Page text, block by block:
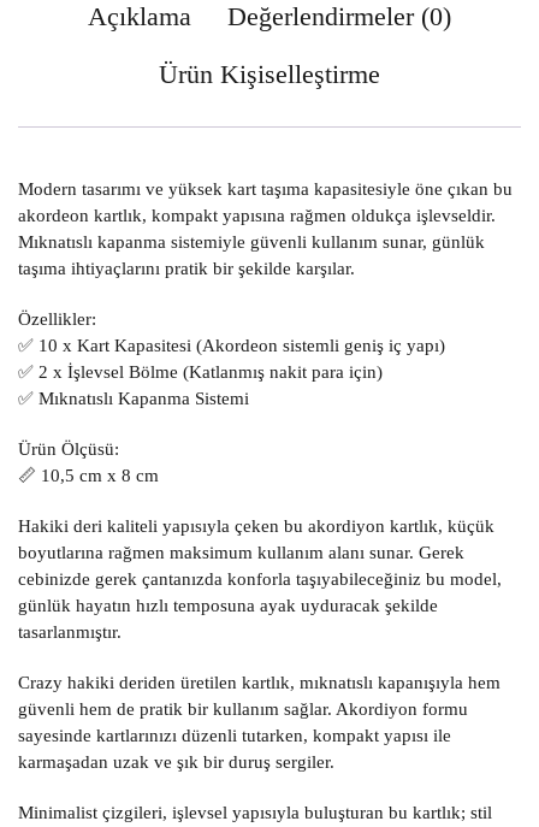
Açıklama
Değerlendirmeler (0)
Ürün Kişiselleştirme
Modern tasarımı ve yüksek kart taşıma kapasitesiyle öne çıkan bu
akordeon kartlık, kompakt yapısına rağmen oldukça işlevseldir.
Mıknatıslı kapanma sistemiyle güvenli kullanım sunar, günlük
taşıma ihtiyaçlarını pratik bir şekilde karşılar.
Özellikler:
✅ 10 x Kart Kapasitesi (Akordeon sistemli geniş iç yapı)
✅ 2 x İşlevsel Bölme (Katlanmış nakit para için)
✅ Mıknatıslı Kapanma Sistemi
Ürün Ölçüsü:
📏 10,5 cm x 8 cm
Hakiki deri kaliteli yapısıyla çeken bu akordiyon kartlık, küçük
boyutlarına rağmen maksimum kullanım alanı sunar. Gerek
cebinizde gerek çantanızda konforla taşıyabileceğiniz bu model,
günlük hayatın hızlı temposuna ayak uyduracak şekilde
tasarlanmıştır.
Crazy hakiki deriden üretilen kartlık, mıknatıslı kapanışıyla hem
güvenli hem de pratik bir kullanım sağlar. Akordiyon formu
sayesinde kartlarınızı düzenli tutarken, kompakt yapısı ile
karmaşadan uzak ve şık bir duruş sergiler.
Minimalist çizgileri, işlevsel yapısıyla buluşturan bu kartlık; stil